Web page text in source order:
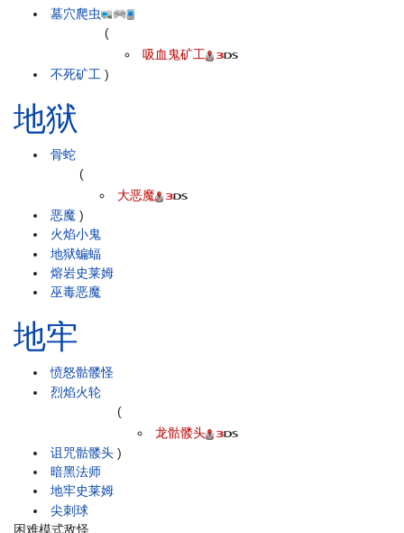
墓穴爬虫
不死矿工
(
吸血鬼矿工
)
地狱
骨蛇
恶魔
(
大恶魔
)
火焰小鬼
地狱蝙蝠
熔岩史莱姆
巫毒恶魔
地牢
愤怒骷髅怪
烈焰火轮
诅咒骷髅头
(
龙骷髅头
)
暗黑法师
地牢史莱姆
尖刺球
困难模式敌怪